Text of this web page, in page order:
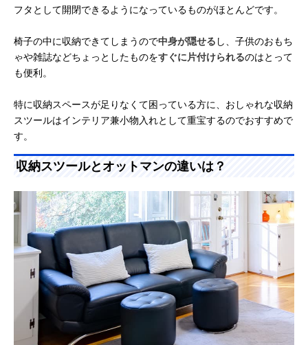
フタとして開閉できるようになっているものがほとんどです。
椅子の中に収納できてしまうので中身が隠せる し、子供のおもち
ゃや雑誌などちょっとしたものをすぐに片付けられるのはとって
も便利。
特に収納スペースが足りなくて困っている方に、おしゃれな収納
スツールはインテリア兼小物入れとして重宝するのでおすすめで
す。
収納スツールとオットマンの違いは？